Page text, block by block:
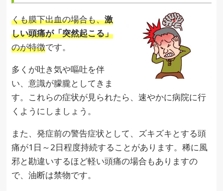
くも膜下出血の場合も、激
しい頭痛が「突然起こる」
のが特徴です。
多くが吐き気や嘔吐を伴
い、意識が朦朧としてきま
す。これらの症状が見られたら、速やかに病院に行
くようにしましょう。
また、発症前の警告症状として、ズキズキとする頭
痛が1日～2日程度持続することがあります。稀に風
邪と勘違いするほど軽い頭痛の場合もありますの
で、油断は禁物です。